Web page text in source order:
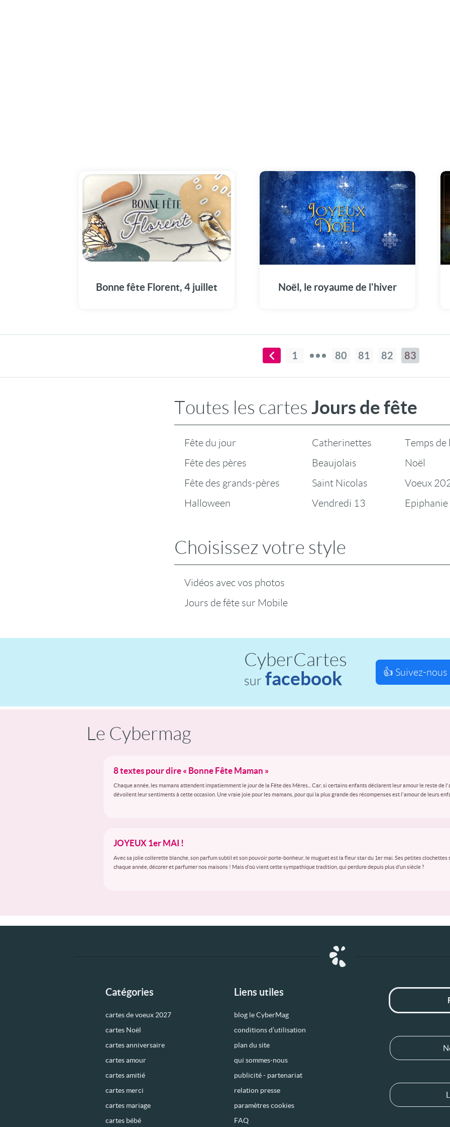
Bonne fête Florent, 4 juillet
C'est la bonne date pour fêter ce beau
Noël, le royaume de l'hiver
Découvrez les plaisirs de Noël, dans le
Animation et musique sont au programme.
1 80 81 82 83
Toutes les cartes Jours de fête
Fête du jour
Fête des pères
Fête des grands-pères
Halloween
Catherinettes
Beaujolais
Saint Nicolas
Vendredi 13
Temps de
Noël
Voeux
Epiphanie
Choisissez votre style
Vidéos avec vos photos
Jours de fête sur Mobile
CyberCartes
sur facebook 👍 Suivez-nous
Le Cybermag
8 textes pour dire « Bonne Fête Maman »
Chaque année, les mamans attendent impatiemment le jour de la Fête des Mères... Car, si certains enfants déclarent leur amour le reste de
dévoilent leur sentiments à cette occasion. Une vraie joie pour les mamans, pour qui la plus grande des récompenses est l'amour de leurs
JOYEUX 1er MAI !
Avec sa jolie collerette blanche, son parfum subtil et son pouvoir porte-bonheur, le muguet est la fleur star du 1er mai. Ses petites clochettes
chaque année, décorer et parfumer nos maisons ! Mais d’où vient cette sympathique tradition, qui perdure depuis plus d’un siècle ?
Catégories
cartes de voeux 2027
cartes Noël
cartes anniversaire
cartes amour
cartes amitié
cartes merci
cartes mariage
cartes bébé
Liens utiles
blog le CyberMag
conditions d’utilisation
plan du site
qui sommes-nous
publicité - partenariat
relation presse
paramètres cookies
FAQ